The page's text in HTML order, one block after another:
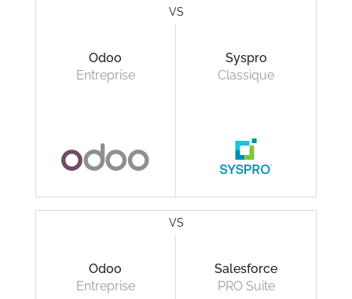
Odoo
Entreprise
Syspro
Classique
VS
Odoo
Entreprise
Salesforce
PRO Suite
VS